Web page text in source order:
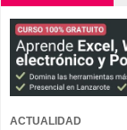
ACTUALIDAD